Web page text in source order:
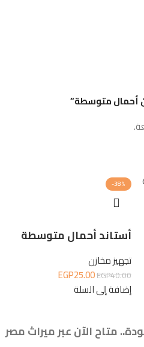
أحمال متوسطة”
-38%
أستاند أحمال متوسطة
تجهيز مخازن
EGP40.00
EGP25.00
إضافة إلى السلة
متاح الآن عبر ميراث مصر